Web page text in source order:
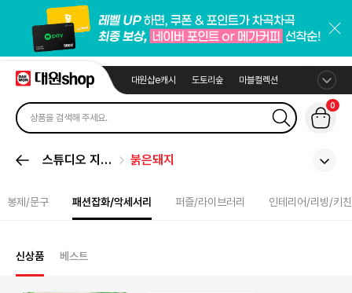
대원샵e캐시 도토리숲 마블컬렉션
0
스튜디오 지브
붉은돼지
봉제/문구 패션잡화/악세서리 퍼즐/라이브러리 인테리어/리빙/키친
신상품 베스트